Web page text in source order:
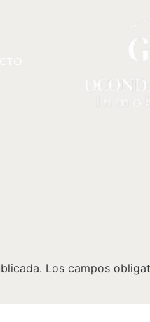
Los campos